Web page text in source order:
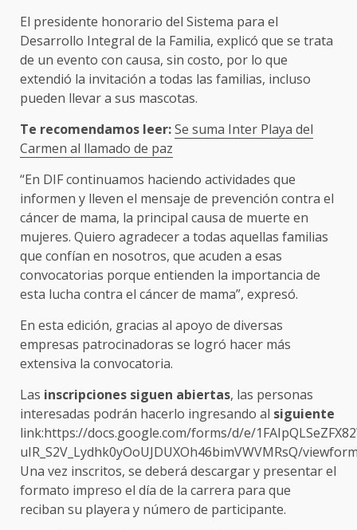
El presidente honorario del Sistema para el
Desarrollo Integral de la Familia, explicó que se trata
de un evento con causa, sin costo, por lo que
extendió la invitación a todas las familias, incluso
pueden llevar a sus mascotas.
Te recomendamos leer:Se suma Inter Playa del
Carmen al llamado de paz
“En DIF continuamos haciendo actividades que
informen y lleven el mensaje de prevención contra el
cáncer de mama, la principal causa de muerte en
mujeres. Quiero agradecer a todas aquellas familias
que confían en nosotros, que acuden a esas
convocatorias porque entienden la importancia de
esta lucha contra el cáncer de mama”, expresó.
En esta edición, gracias al apoyo de diversas
empresas patrocinadoras se logró hacer más
extensiva la convocatoria.
Las inscripciones siguen abiertas, las personas
interesadas podrán hacerlo ingresando al siguiente
link:https://docs.google.com/forms/d/e/
uIR_S2V_Lydhk0yOoUJDUXOh46bimVWVMRsQ/
Una vez inscritos, se deberá descargar y presentar el
formato impreso el día de la carrera para que
reciban su playera y número de participante.